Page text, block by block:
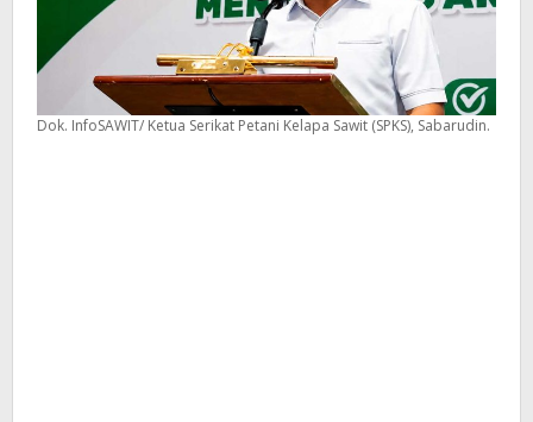
Dok. InfoSAWIT/ Ketua Serikat Petani Kelapa Sawit (SPKS), Sabarudin.